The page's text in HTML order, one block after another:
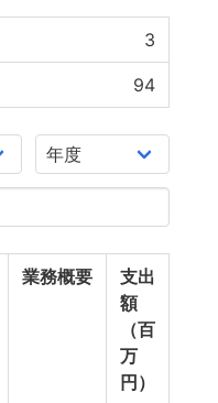
3
94
業務概要
支出
額
（百
万
円）